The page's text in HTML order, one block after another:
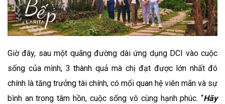
Giờ đây, sau một quãng đường dài ứng dụng DCI vào cuộc
sống của mình, 3 thành quả mà chị đạt được lớn nhất đó
chính là tăng trưởng tài chính, có mối quan hệ viên mãn và sự
bình an trong tâm hồn, cuộc sống vô cùng hạnh phúc. “Hãy